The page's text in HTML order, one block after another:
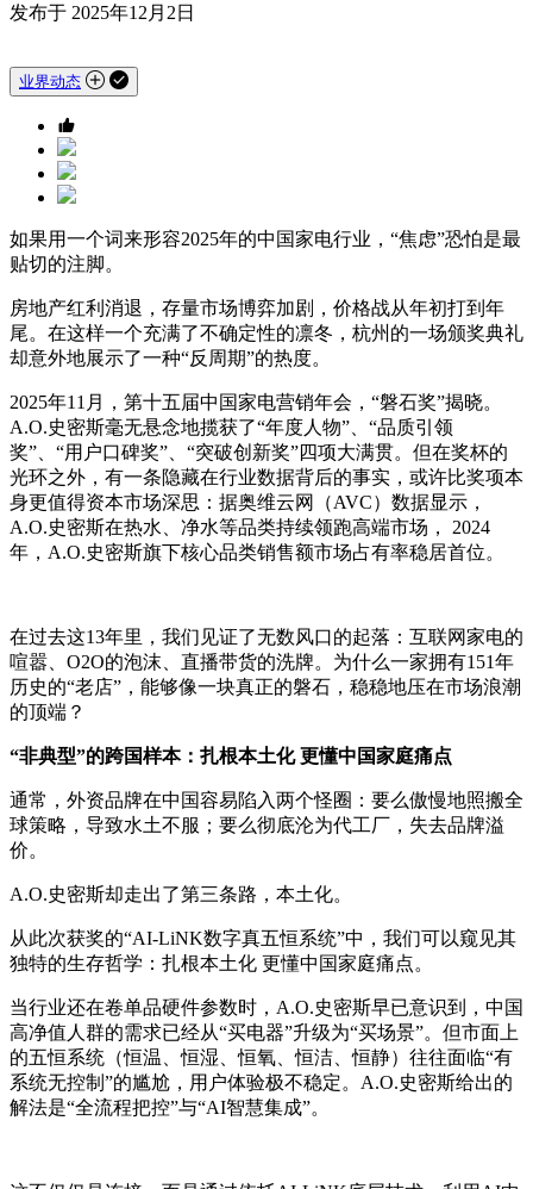
发布于 2025年12月2日
业界动态
如果用一个词来形容2025年的中国家电行业，“焦虑”恐怕是最
贴切的注脚。
房地产红利消退，存量市场博弈加剧，价格战从年初打到年
尾。在这样一个充满了不确定性的凛冬，杭州的一场颁奖典礼
却意外地展示了一种“反周期”的热度。
2025年11月，第十五届中国家电营销年会，“磐石奖”揭晓。
A.O.史密斯毫无悬念地揽获了“年度人物”、“品质引领
奖”、“用户口碑奖”、“突破创新奖”四项大满贯。但在奖杯的
光环之外，有一条隐藏在行业数据背后的事实，或许比奖项本
身更值得资本市场深思：据奥维云网（AVC）数据显示，
A.O.史密斯在热水、净水等品类持续领跑高端市场， 2024
年，A.O.史密斯旗下核心品类销售额市场占有率稳居首位。
在过去这13年里，我们见证了无数风口的起落：互联网家电的
喧嚣、O2O的泡沫、直播带货的洗牌。为什么一家拥有151年
历史的“老店”，能够像一块真正的磐石，稳稳地压在市场浪潮
的顶端？
“非典型”的跨国样本：扎根本土化 更懂中国家庭痛点
通常，外资品牌在中国容易陷入两个怪圈：要么傲慢地照搬全
球策略，导致水土不服；要么彻底沦为代工厂，失去品牌溢
价。
A.O.史密斯却走出了第三条路，本土化。
从此次获奖的“AI-LiNK数字真五恒系统”中，我们可以窥见其
独特的生存哲学：扎根本土化 更懂中国家庭痛点。
当行业还在卷单品硬件参数时，A.O.史密斯早已意识到，中国
高净值人群的需求已经从“买电器”升级为“买场景”。但市面上
的五恒系统（恒温、恒湿、恒氧、恒洁、恒静）往往面临“有
系统无控制”的尴尬，用户体验极不稳定。A.O.史密斯给出的
解法是“全流程把控”与“AI智慧集成”。